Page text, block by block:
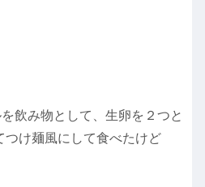
飲み物として、生卵を２つと
つけ麺風にして食べたけど